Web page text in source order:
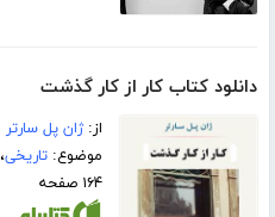
دانلود کتاب کار از کار گذشت
از:ژان پل سارتر
موضوع:تاریخی،
۱۶۴ صفحه